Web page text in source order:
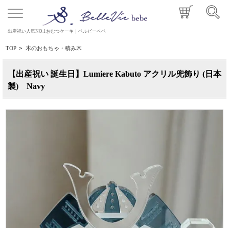
出産祝い人気NO.1おむつケーキ｜ベルビーベベ
TOP > 木のおもちゃ・積み木
【出産祝い 誕生日】Lumiere Kabuto アクリル兜飾り (日本
製) Navy